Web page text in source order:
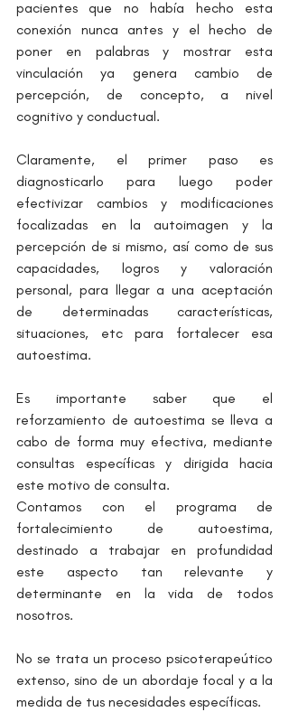
pacientes que no había hecho esta
conexión nunca antes y el hecho de
poner en palabras y mostrar esta
vinculación ya genera cambio de
percepción, de concepto, a nivel
cognitivo y conductual.
Claramente, el primer paso es
diagnosticarlo para luego poder
efectivizar cambios y modificaciones
focalizadas en la autoimagen y la
percepción de si mismo, así como de sus
capacidades, logros y valoración
personal, para llegar a una aceptación
de determinadas características,
situaciones, etc para fortalecer esa
autoestima.
Es importante saber que el
reforzamiento de autoestima se lleva a
cabo de forma muy efectiva, mediante
consultas específicas y dirigida hacia
este motivo de consulta.
Contamos con el programa de
fortalecimiento de autoestima,
destinado a trabajar en profundidad
este aspecto tan relevante y
determinante en la vida de todos
nosotros.
No se trata un proceso psicoterapeútico
extenso, sino de un abordaje focal y a la
medida de tus necesidades específicas.